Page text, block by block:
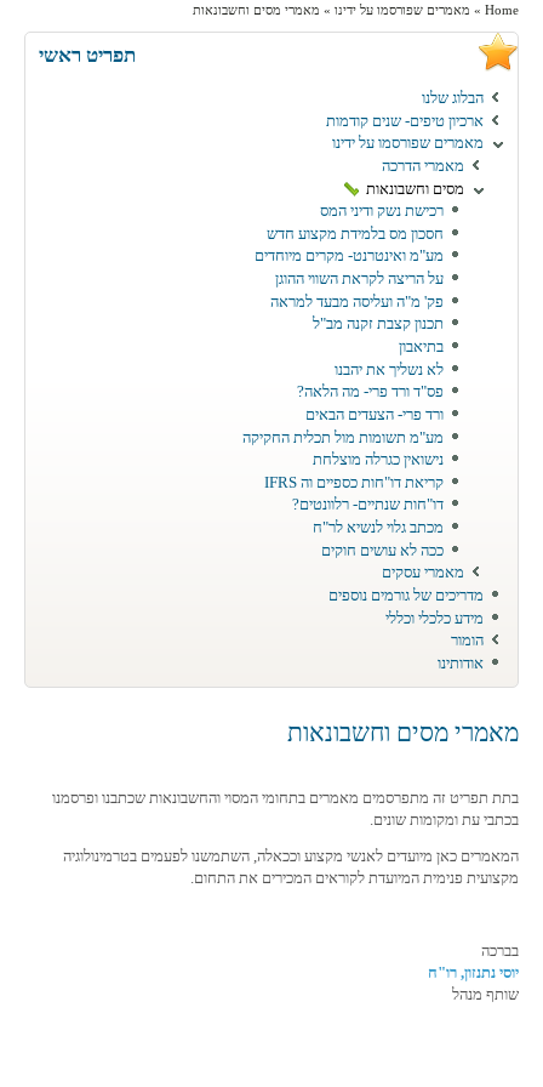
Skip to main content
Skip to search
You are here
Home
» מאמרים שפורסמו על ידינו » מאמרי מסים וחשבונאות
תפריט ראשי
הבלוג שלנו
ארכיון טיפים- שנים קודמות
מאמרים שפורסמו על ידינו
מאמרי הדרכה
מסים וחשבונאות
רכישת נשק ודיני המס
חסכון מס בלמידת מקצוע חדש
מע"מ ואינטרנט- מקרים מיוחדים
על הריצה לקראת השווי ההוגן
פק' מ"ה ועליסה מבעד למראה
תכנון קצבת זקנה מב"ל
בתיאבון
לא נשליך את יהבנו
פס"ד ורד פרי- מה הלאה?
ורד פרי- הצעדים הבאים
מע"מ תשומות מול תכלית החקיקה
נישואין כגרלה מוצלחת
קריאת דו"חות כספיים וה IFRS
דו"חות שנתיים- רלוונטים?
מכתב גלוי לנשיא לר"ח
ככה לא עושים חוקים
מאמרי עסקים
מדריכים של גורמים נוספים
מידע כלכלי וכללי
הומור
אודותינו
מאמרי מסים וחשבונאות
בתת תפריט זה מתפרסמים מאמרים בתחומי המסוי והחשבונאות שכתבנו ופרסמנו
בכתבי עת ומקומות שונים.
המאמרים כאן מיועדים לאנשי מקצוע וככאלה, השתמשנו לפעמים בטרמינולוגיה
מקצועית פנימית המיועדת לקוראים המכירים את התחום.
בברכה
יוסי נתנזון, רו"ח
שותף מנהל